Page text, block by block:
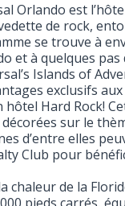
Orlando est
de rock,
se trouve à
et à quelques pas
Islands of
exclusifs
Hard Rock!
sur le
d’entre elles
Club pour
chaleur de la